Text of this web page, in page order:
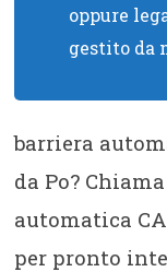
oppure
gestito da
barriera
da Po? Chiama
automatica
per pronto